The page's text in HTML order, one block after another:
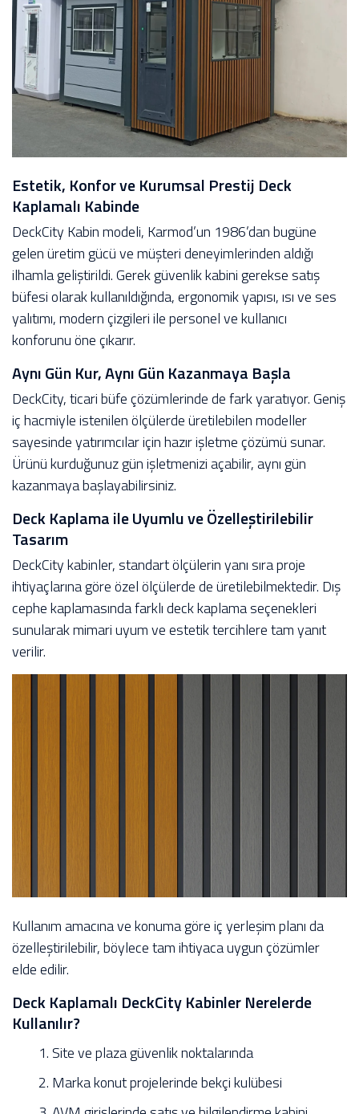
Estetik, Konfor ve Kurumsal Prestij Deck
Kaplamalı Kabinde
DeckCity Kabin modeli, Karmod’un 1986’dan bugüne
gelen üretim gücü ve müşteri deneyimlerinden aldığı
ilhamla geliştirildi. Gerek güvenlik kabini gerekse satış
büfesi olarak kullanıldığında, ergonomik yapısı, ısı ve ses
yalıtımı, modern çizgileri ile personel ve kullanıcı
konforunu öne çıkarır.
Aynı Gün Kur, Aynı Gün Kazanmaya Başla
DeckCity, ticari büfe çözümlerinde de fark yaratıyor. Geniş
iç hacmiyle istenilen ölçülerde üretilebilen modeller
sayesinde yatırımcılar için hazır işletme çözümü sunar.
Ürünü kurduğunuz gün işletmenizi açabilir, aynı gün
kazanmaya başlayabilirsiniz.
Deck Kaplama ile Uyumlu ve Özelleştirilebilir
Tasarım
DeckCity kabinler, standart ölçülerin yanı sıra proje
ihtiyaçlarına göre özel ölçülerde de üretilebilmektedir. Dış
cephe kaplamasında farklı deck kaplama seçenekleri
sunularak mimari uyum ve estetik tercihlere tam yanıt
verilir.
Kullanım amacına ve konuma göre iç yerleşim planı da
özelleştirilebilir, böylece tam ihtiyaca uygun çözümler
elde edilir.
Deck Kaplamalı DeckCity Kabinler Nerelerde
Kullanılır?
Site ve plaza güvenlik noktalarında
Marka konut projelerinde bekçi kulübesi